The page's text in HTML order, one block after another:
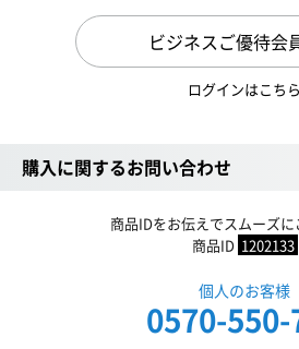
ビジネスご優待会
ログインはこちら
購入に関するお問い合わせ
商品IDをお伝えでスムーズ
商品ID 1202133
個人のお客様
0570-